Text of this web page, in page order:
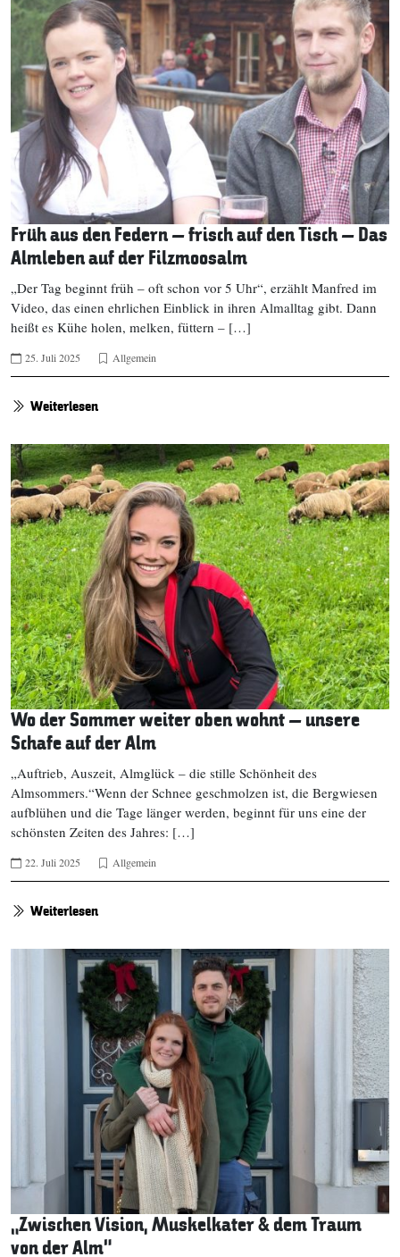
Früh aus den Federn – frisch auf den Tisch – Das
Almleben auf der Filzmoosalm
„Der Tag beginnt früh – oft schon vor 5 Uhr“, erzählt Manfred im
Video, das einen ehrlichen Einblick in ihren Almalltag gibt. Dann
heißt es Kühe holen, melken, füttern – […]
25. Juli 2025 Allgemein
Weiterlesen
Wo der Sommer weiter oben wohnt – unsere
Schafe auf der Alm
„Auftrieb, Auszeit, Almglück – die stille Schönheit des
Almsommers.“Wenn der Schnee geschmolzen ist, die Bergwiesen
aufblühen und die Tage länger werden, beginnt für uns eine der
schönsten Zeiten des Jahres: […]
22. Juli 2025 Allgemein
Weiterlesen
„Zwischen Vision, Muskelkater & dem Traum
von der Alm“